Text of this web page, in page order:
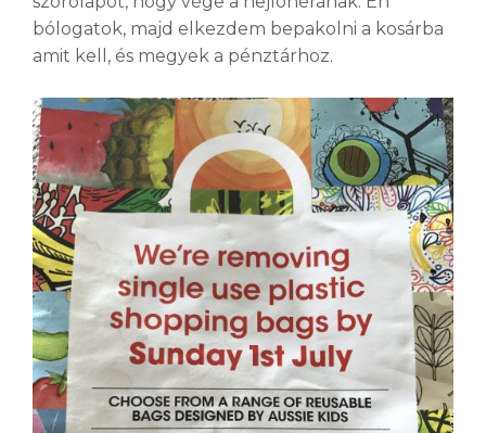
bólogatok, majd elkezdem bepakolni a kosárba
amit kell, és megyek a pénztárhoz.